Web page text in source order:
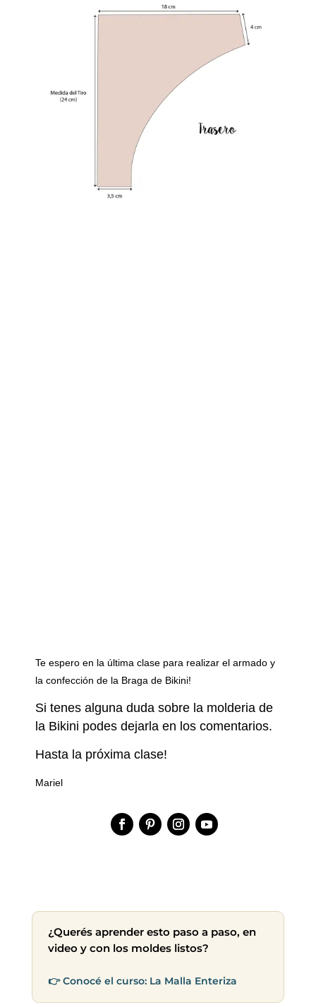
Te espero en la última clase para realizar el armado y
la confección de la Braga de Bikini!
Si tenes alguna duda sobre la molderia de
la Bikini podes dejarla en los comentarios.
Hasta la próxima clase!
Mariel
¿Querés aprender esto paso a paso, en
video y con los moldes listos?
👉 Conocé el curso: La Malla Enteriza